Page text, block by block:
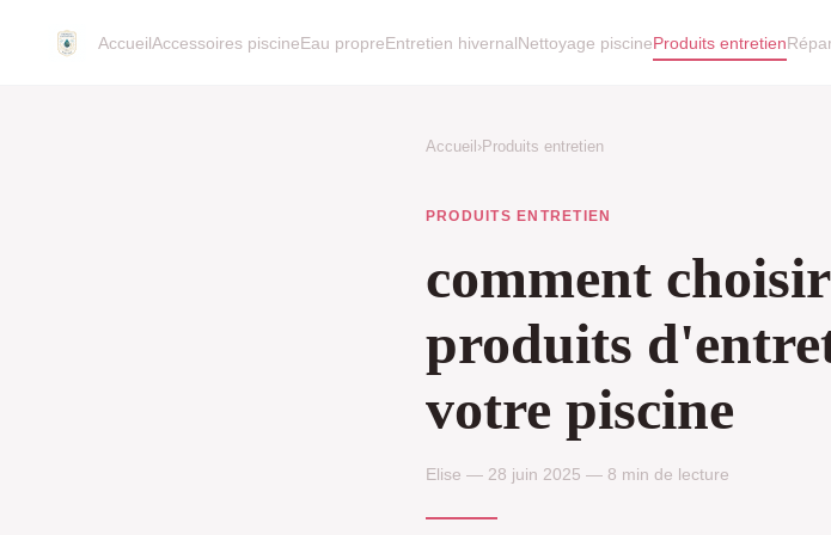
AccueilAccessoires piscineEau propreEntretien hivernalNettoyage piscineProduits entretien
Accueil ›Produits entretien
PRODUITS ENTRETIEN
comment
produits
votre piscine
Elise — 28 juin 2025 — 8 min de lecture